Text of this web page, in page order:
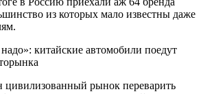
из которых мало известны даже
цивилизованный рынок переварить